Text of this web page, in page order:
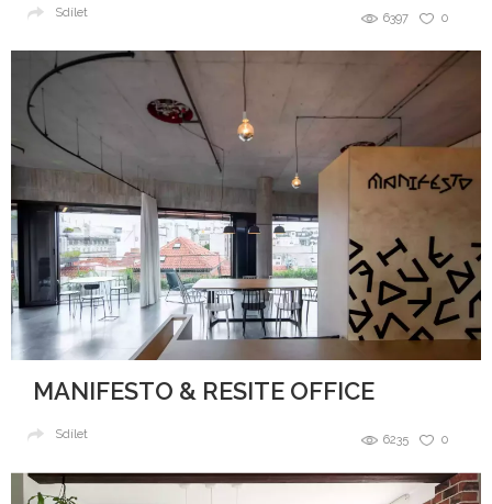
0
6397
Sdílet
MANIFESTO & RESITE OFFICE
0
6235
Sdílet